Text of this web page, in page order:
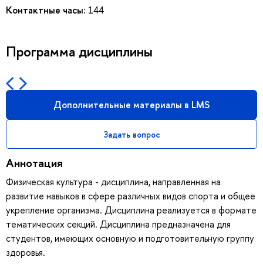
Контактные часы: 144
Программа дисциплины
Дополнительные материалы в LMS
Задать вопрос
Аннотация
Физическая культура - дисциплина, направленная на
развитие навыков в сфере различных видов спорта и общее
укрепление организма. Дисциплина реализуется в формате
тематических секций. Дисциплина предназначена для
студентов, имеющих основную и подготовительную группу
здоровья.